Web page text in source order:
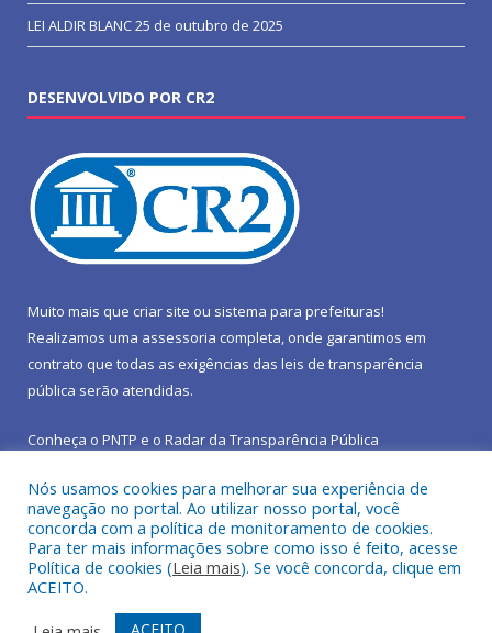
LEI ALDIR BLANC25 de outubro de 2025
DESENVOLVIDO POR CR2
Muito mais que criar site ou sistema para prefeituras!
Realizamos uma assessoria completa, onde garantimos em
contrato que todas as exigências das leis de transparência
pública serão atendidas.
Conheça o PNTP e o Radar da Transparência Pública
Todos os direitos reservados a Prefeitura Municipal de São João
do Araguaia.
Mapa do Site Acessar Área Administrativa
Nós usamos cookies para melhorar sua experiência de
navegação no portal. Ao utilizar nosso portal, você
concorda com a política de monitoramento de cookies.
Para ter mais informações sobre como isso é feito, acesse
Política de cookies (Leia mais). Se você concorda, clique em
ACEITO.